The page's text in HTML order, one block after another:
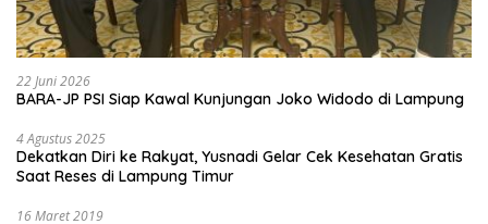
22 Juni 2026
BARA-JP PSI Siap Kawal Kunjungan Joko Widodo di Lampung
4 Agustus 2025
Dekatkan Diri ke Rakyat, Yusnadi Gelar Cek Kesehatan Gratis
Saat Reses di Lampung Timur
16 Maret 2019